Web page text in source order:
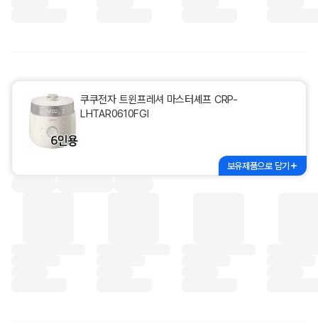
쿠쿠전자 트윈프레셔 마스터셰프 CRP-
LHTAR0610FGI
보유제품으로 담기